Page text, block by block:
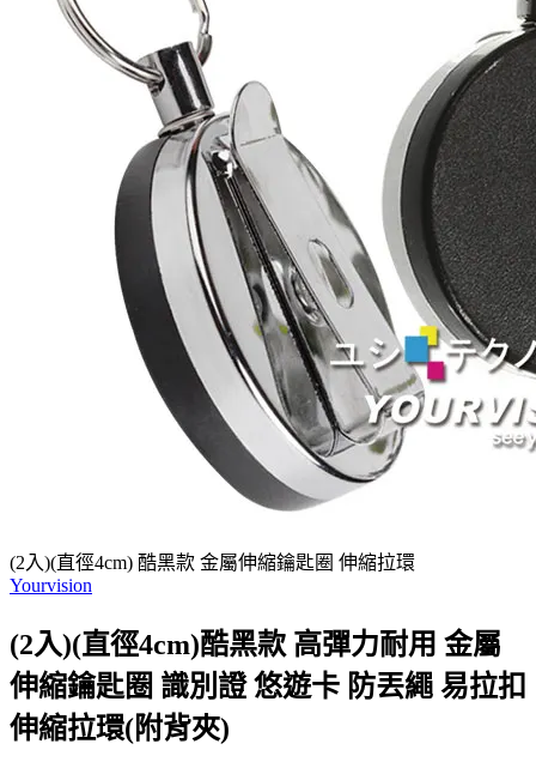
(2入)(直徑4cm) 酷黑款 金屬伸縮鑰匙圈 伸縮拉環
Yourvision
(2入)(直徑4cm)酷黑款 高彈力耐用 金屬
伸縮鑰匙圈 識別證 悠遊卡 防丟繩 易拉扣
伸縮拉環(附背夾)